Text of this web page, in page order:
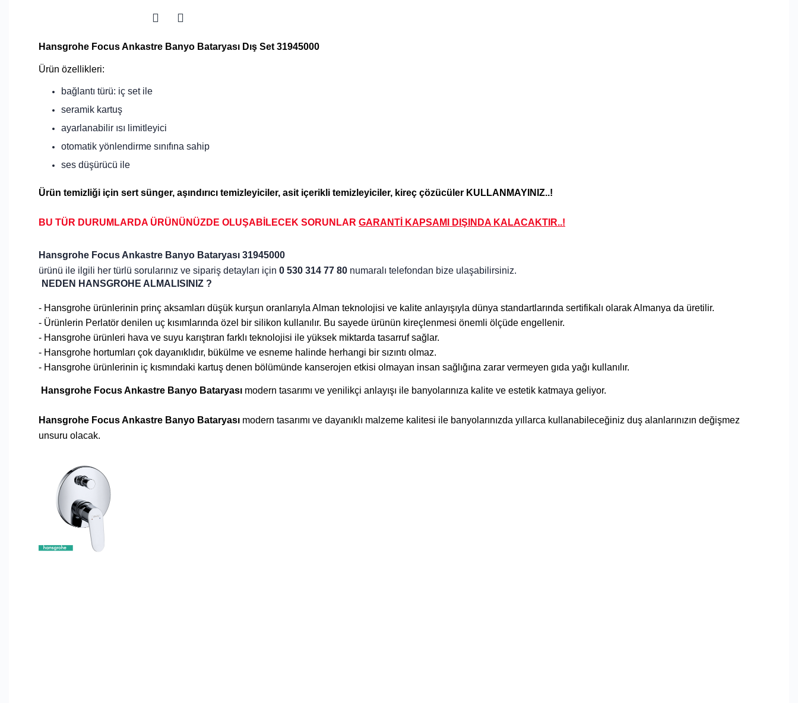
Hansgrohe Focus Ankastre Banyo Bataryası Dış Set 31945000
Ürün özellikleri:
bağlantı türü: iç set ile
seramik kartuş
ayarlanabilir ısı limitleyici
otomatik yönlendirme sınıfına sahip
ses düşürücü ile
Ürün temizliği için sert sünger, aşındırıcı temizleyiciler, asit içerikli temizleyiciler, kireç çözücüler KULLANMAYINIZ..!
BU TÜR DURUMLARDA ÜRÜNÜNÜZDE OLUŞABİLECEK SORUNLAR GARANTİ KAPSAMI DIŞINDA KALACAKTIR..!
Hansgrohe Focus Ankastre Banyo Bataryası 31945000
ürünü ile ilgili her türlü sorularınız ve sipariş detayları için 0 530 314 77 80 numaralı telefondan bize ulaşabilirsiniz.
NEDEN HANSGROHE ALMALISINIZ ?
- Hansgrohe ürünlerinin prinç aksamları düşük kurşun oranlarıyla Alman teknolojisi ve kalite anlayışıyla dünya standartlarında sertifikalı olarak Almanya da üretilir.
- Ürünlerin Perlatör denilen uç kısımlarında özel bir silikon kullanılır. Bu sayede ürünün kireçlenmesi önemli ölçüde engellenir.
- Hansgrohe ürünleri hava ve suyu karıştıran farklı teknolojisi ile yüksek miktarda tasarruf sağlar.
- Hansgrohe hortumları çok dayanıklıdır, bükülme ve esneme halinde herhangi bir sızıntı olmaz.
- Hansgrohe ürünlerinin iç kısmındaki kartuş denen bölümünde kanserojen etkisi olmayan insan sağlığına zarar vermeyen gıda yağı kullanılır.
Hansgrohe Focus Ankastre Banyo Bataryası modern tasarımı ve yenilikçi anlayışı ile banyolarınıza kalite ve estetik katmaya geliyor.
Hansgrohe Focus Ankastre Banyo Bataryası modern tasarımı ve dayanıklı malzeme kalitesi ile banyolarınızda yıllarca kullanabileceğiniz duş alanlarınızın değişmez
unsuru olacak.